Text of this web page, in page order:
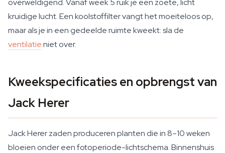
overweldigend. Vanaf week 5 ruik je een zoete, licht
kruidige lucht. Een koolstoffilter vangt het moeiteloos op,
maar als je in een gedeelde ruimte kweekt: sla de
ventilatieniet over.
Kweekspecificaties en opbrengst van
Jack Herer
Jack Herer zaden produceren planten die in 8–10 weken
bloeien onder een fotoperiode-lichtschema. Binnenshuis